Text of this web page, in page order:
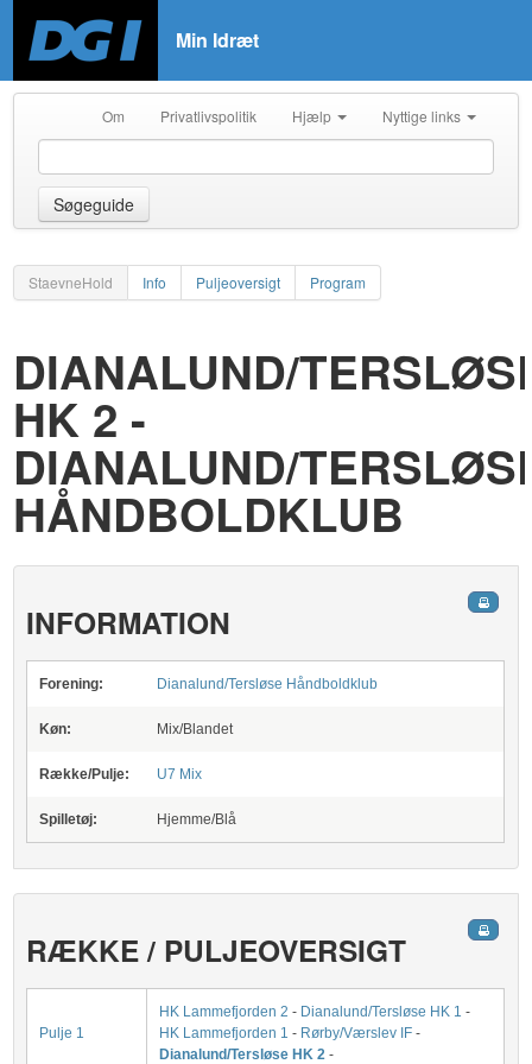
Min Idræt
Om Privatlivspolitik Hjælp Nyttige links
Søgeguide
StaevneHold Info Puljeoversigt Program
DIANALUND/
HK 2 -
DIANALUND/
HÅNDBOLDKLUB
INFORMATION
Forening: Dianalund/Tersløse Håndboldklub
Køn: Mix/Blandet
Række/Pulje: U7 Mix
Spilletøj: Hjemme/Blå
RÆKKE / PULJEOVERSIGT
Pulje 1
HK Lammefjorden 2 - Dianalund/Tersløse HK 1 -
HK Lammefjorden 1 - Rørby/Værslev IF -
Dianalund/Tersløse HK 2 -